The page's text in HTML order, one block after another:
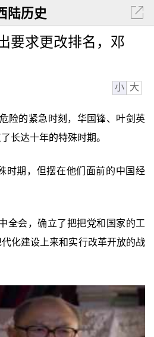
陆历史
要求更改排名，邓
小 大
险的紧急时刻，华国锋、叶剑英
长达十年的特殊时期。
时期，但摆在他们面前的中国经
全会，确立了把把党和国家的工
化建设上来和实行改革开放的战